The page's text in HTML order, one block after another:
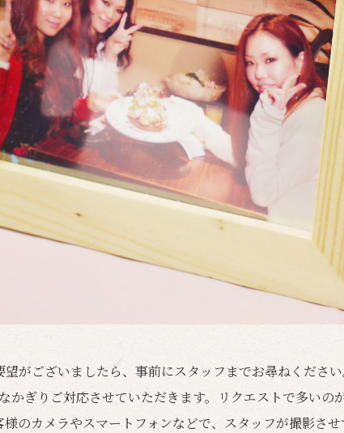
がございましたら、事前にスタッフまでお尋ねくださ
かぎりご対応させていただきます。リクエストで多いの
のカメラやスマートフォンなどで、スタッフが撮影さ